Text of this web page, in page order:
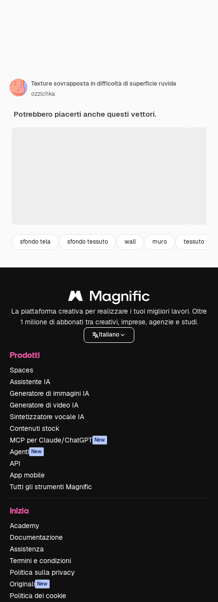
Texture sovrapposta in difficoltà di superficie ruvida
ozzichka
Potrebbero piacerti anche questi vettori.
sfondo tela sfondo tessuto wall muro tessuto
La piattaforma creativa per realizzare i tuoi migliori lavori. Oltre
1 milione di abbonati tra creativi, imprese, agenzie e studi.
Italiano
Prodotti
Spaces
Assistente IA
Generatore di immagini IA
Generatore di video IA
Sintetizzatore vocale IA
Contenuti stock
MCP per Claude/ChatGPT New
Agenti New
API
App mobile
Tutti gli strumenti Magnific
Inizia
Academy
Documentazione
Assistenza
Termini e condizioni
Politica sulla privacy
Originali New
Politica dei cookie